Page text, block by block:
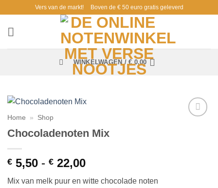
inhoud
Vers van de markt! Boven de € 50 euro gratis geleverd
WINKELWAGEN /€ 0,00
Home » Shop
Chocoladenoten Mix
€ 5,50 - € 22,00Prijsklasse:
Mix van melk puur en witte chocolade noten